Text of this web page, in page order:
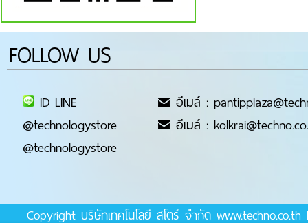
FOLLOW US
ID LINE
@technologystore
@technologystore
อีเมล์ :
อีเมล์ :
Copyright บริษัทเทคโนโลยี สโตร์ จำกัด